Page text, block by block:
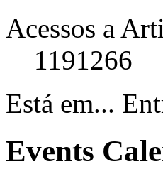
Acessos a
1191266
Está em...
Events